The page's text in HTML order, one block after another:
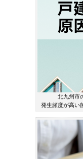
北九州市
発生頻度が高い